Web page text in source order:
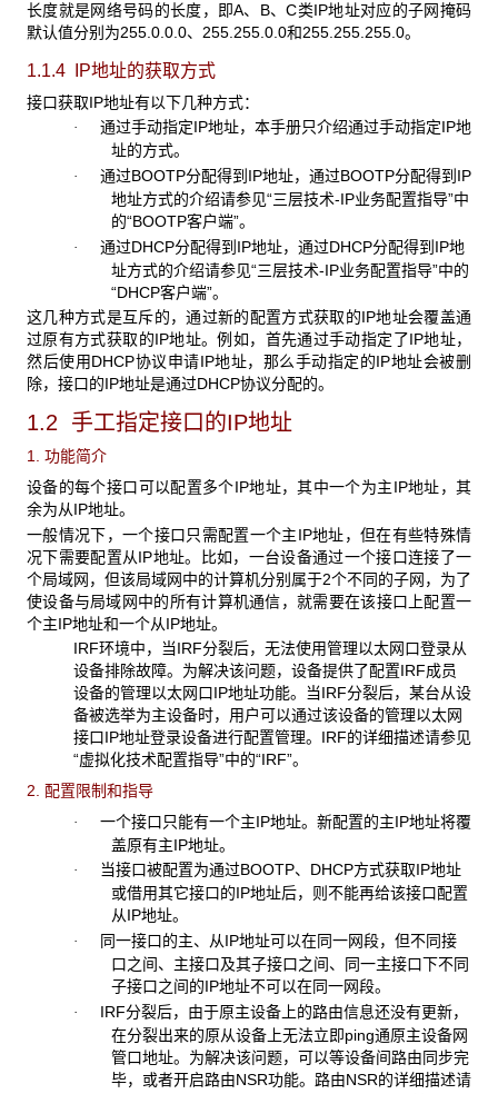
长度就是网络号码的长度，即A、B、C类IP地址对应的子网掩码
默认值分别为255.0.0.0、255.255.0.0和255.255.255.0。
1.1.4 IP地址的获取方式
接口获取IP地址有以下几种方式：
· 通过手动指定IP地址，本手册只介绍通过手动指定IP地
址的方式。
· 通过BOOTP分配得到IP地址，通过BOOTP分配得到IP
地址方式的介绍请参见“三层技术-IP业务配置指导”中
的“BOOTP客户端”。
· 通过DHCP分配得到IP地址，通过DHCP分配得到IP地
址方式的介绍请参见“三层技术-IP业务配置指导”中的
“DHCP客户端”。
这几种方式是互斥的，通过新的配置方式获取的IP地址会覆盖通
过原有方式获取的IP地址。例如，首先通过手动指定了IP地址，
然后使用DHCP协议申请IP地址，那么手动指定的IP地址会被删
除，接口的IP地址是通过DHCP协议分配的。
1.2 手工指定接口的IP地址
1. 功能简介
设备的每个接口可以配置多个IP地址，其中一个为主IP地址，其
余为从IP地址。
一般情况下，一个接口只需配置一个主IP地址，但在有些特殊情
况下需要配置从IP地址。比如，一台设备通过一个接口连接了一
个局域网，但该局域网中的计算机分别属于2个不同的子网，为了
使设备与局域网中的所有计算机通信，就需要在该接口上配置一
个主IP地址和一个从IP地址。
IRF环境中，当IRF分裂后，无法使用管理以太网口登录从
设备排除故障。为解决该问题，设备提供了配置IRF成员
设备的管理以太网口IP地址功能。当IRF分裂后，某台从设
备被选举为主设备时，用户可以通过该设备的管理以太网
接口IP地址登录设备进行配置管理。IRF的详细描述请参见
“虚拟化技术配置指导”中的“IRF”。
2. 配置限制和指导
· 一个接口只能有一个主IP地址。新配置的主IP地址将覆
盖原有主IP地址。
· 当接口被配置为通过BOOTP、DHCP方式获取IP地址
或借用其它接口的IP地址后，则不能再给该接口配置
从IP地址。
· 同一接口的主、从IP地址可以在同一网段，但不同接
口之间、主接口及其子接口之间、同一主接口下不同
子接口之间的IP地址不可以在同一网段。
· IRF分裂后，由于原主设备上的路由信息还没有更新，
在分裂出来的原从设备上无法立即ping通原主设备网
管口地址。为解决该问题，可以等设备间路由同步完
毕，或者开启路由NSR功能。路由NSR的详细描述请